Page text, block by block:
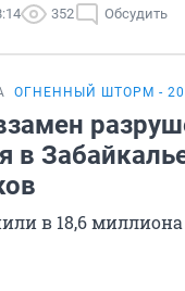
352 Обсудить
ОГНЕННЫЙ ШТОРМ -
в
в 18,6 миллиона